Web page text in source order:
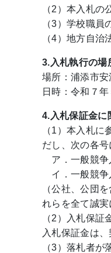
（2）本入札
（3）学校職
（4）地方自治
3.入札執行の場
場所：浦添市
日時：令和７
4.入札保証金に
（1）本入札
だし、次の各
ア．一般競争
イ．一般競争
（公社、公団
れらを全て誠
（2）入札保
入札保証金は
（3）落札者